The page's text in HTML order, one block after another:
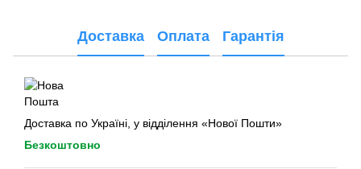
Доставка Оплата Гарантія
Доставка по Україні, у відділення «Нової Пошти»
Безкоштовно